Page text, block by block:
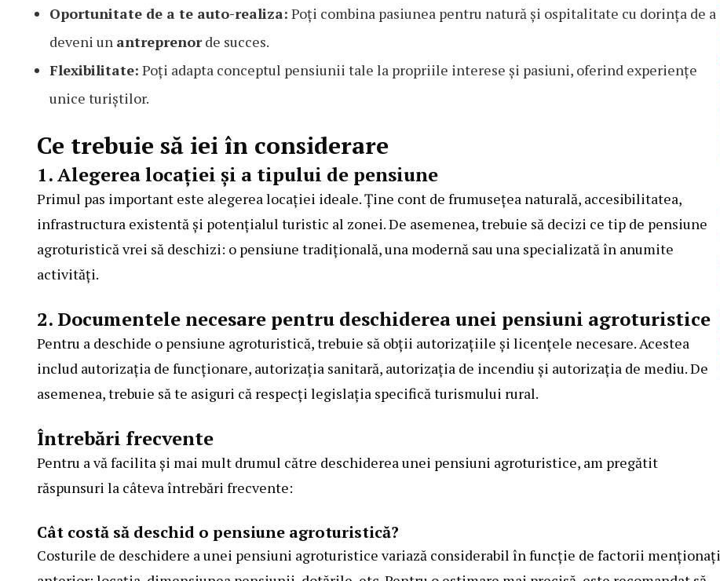
Oportunitate de a te auto-realiza: Poți combina pasiunea pentru natură și ospitalitate cu dorința de a
deveni un antreprenorde succes.
Flexibilitate: Poți adapta conceptul pensiunii tale la propriile interese și pasiuni, oferind experiențe
unice turiștilor.
Ce trebuie să iei în considerare
1. Alegerea locației și a tipului de pensiune
Primul pas important este alegerea locației ideale. Ține cont de frumusețea naturală, accesibilitatea,
infrastructura existentă și potențialul turistic al zonei. De asemenea, trebuie să decizi ce tip de pensiune
agroturistică vrei să deschizi: o pensiune tradițională, una modernă sau una specializată în anumite
activități.
2. Documentele necesare pentru deschiderea unei pensiuni agroturistice
Pentru a deschide o pensiune agroturistică, trebuie să obții autorizațiile și licențele necesare. Acestea
includ autorizația de funcționare, autorizația sanitară, autorizația de incendiu și autorizația de mediu. De
asemenea, trebuie să te asiguri că respecți legislația specifică turismului rural.
Întrebări frecvente
Pentru a vă facilita și mai mult drumul către deschiderea unei pensiuni agroturistice, am pregătit
răspunsuri la câteva întrebări frecvente:
Cât costă să deschid o pensiune agroturistică?
Costurile de deschidere a unei pensiuni agroturistice variază considerabil în funcție de factorii menționați